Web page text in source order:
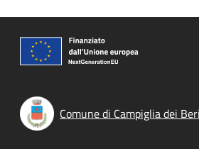
Comune di Campiglia dei